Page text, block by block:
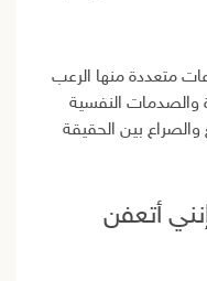
متعددة منها الرعب
والصدمات النفسية
والصراع بين الحقيقة
أتعفن